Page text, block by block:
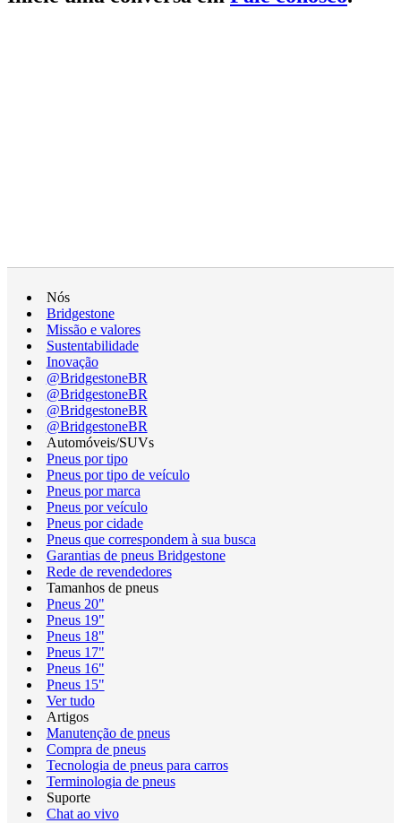
Nós
Bridgestone
Missão e valores
Sustentabilidade
Inovação
@BridgestoneBR
@BridgestoneBR
@BridgestoneBR
@BridgestoneBR
Automóveis/SUVs
Pneus por tipo
Pneus por tipo de veículo
Pneus por marca
Pneus por veículo
Pneus por cidade
Pneus que correspondem à sua busca
Garantias de pneus Bridgestone
Rede de revendedores
Tamanhos de pneus
Pneus 20"
Pneus 19"
Pneus 18"
Pneus 17"
Pneus 16"
Pneus 15"
Ver tudo
Artigos
Manutenção de pneus
Compra de pneus
Tecnologia de pneus para carros
Terminologia de pneus
Suporte
Chat ao vivo